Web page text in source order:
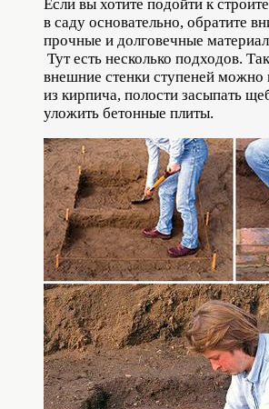
Если вы хотите подойти к
в саду основательно, обратите
прочные и долговечные
Тут есть несколько подходов.
внешние стенки ступеней можно
из кирпича, полости засыпать
уложить бетонные плиты.